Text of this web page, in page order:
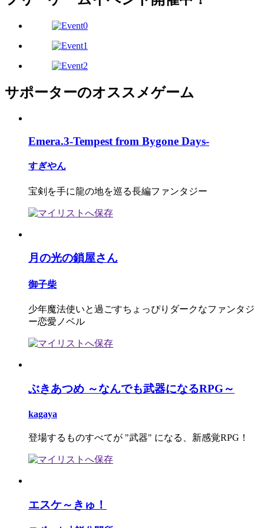
サポーターのオススメゲーム
Emera.3-Tempest from Bygone Days-
すぎやん
宝剣を手に龍の地を巡る長編ファンタジー
月の光の鎖屋さん
御子柴
少年魔法使いと過ごすちょっぴりダークなファンタジ
ー恋愛ノベル
ぶきあつめ ～なんでも武器になるRPG～
kagaya
登場するものすべてが "武器" になる、新感覚RPG！
エスケ～きゅ！